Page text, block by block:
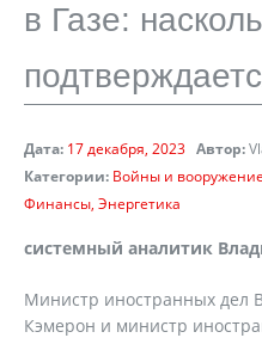
в Газе:
Дата: 17 декабря, 2023 Автор:
Категории: Войны и вооружение
Финансы Энергетика
системный аналитик
Министр иностранных дел
Кэмерон и министр